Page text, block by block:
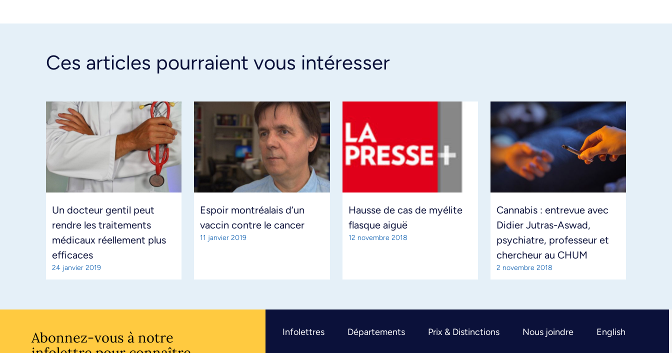
Ces articles pourraient vous intéresser
Un docteur gentil peut
rendre les traitements
médicaux réellement plus
efficaces
24 janvier 2019
Espoir montréalais d’un
vaccin contre le cancer
11 janvier 2019
Hausse de cas de myélite
flasque aiguë
12 novembre 2018
Cannabis : entrevue avec
Didier Jutras-Aswad,
psychiatre, professeur et
chercheur au CHUM
2 novembre 2018
Abonnez-vous à notre
Infolettres Départements Prix & Distinctions Nous joindre English